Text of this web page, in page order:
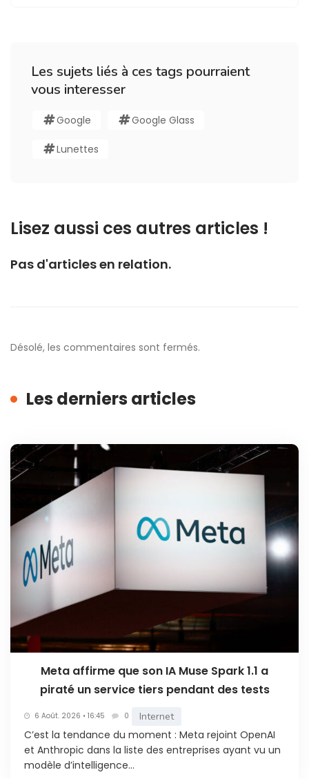
Les sujets liés à ces tags pourraient
vous interesser
Google Google Glass
Lunettes
Lisez aussi ces autres articles !
Pas d'articles en relation.
Désolé, les commentaires sont fermés.
Les derniers articles
Meta affirme que son IA Muse Spark 1.1 a
piraté un service tiers pendant des tests
6 Août. 2026 • 16:45 0 Internet
C’est la tendance du moment : Meta rejoint OpenAI
et Anthropic dans la liste des entreprises ayant vu un
modèle d’intelligence...